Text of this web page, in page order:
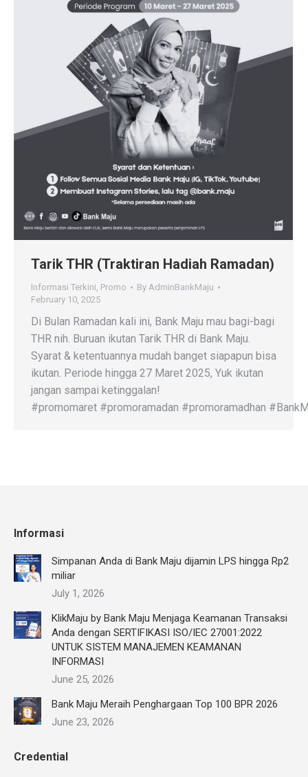
Tarik THR (Traktiran Hadiah Ramadan)
Informasi Terkini Promo By AdminBankMaju
February 10, 2025
Di Bulan Ramadan kali ini, Bank Maju mau bagi-bagi
THR nih. Buruan ikutan Tarik THR di Bank Maju.
Syarat & ketentuannya mudah banget siapapun bisa
ikutan. Periode hingga 27 Maret 2025, Yuk ikutan
jangan sampai ketinggalan!
#promomaret #promoramadan #promoramadhan
Informasi
Simpanan Anda di Bank Maju dijamin LPS hingga Rp2
miliar
July 1, 2026
KlikMaju by Bank Maju Menjaga Keamanan Transaksi
Anda dengan SERTIFIKASI ISO/IEC 27001:2022
UNTUK SISTEM MANAJEMEN KEAMANAN
INFORMASI
June 25, 2026
Bank Maju Meraih Penghargaan Top 100 BPR 2026
June 23, 2026
Credential